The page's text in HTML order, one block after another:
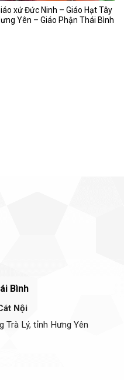
xứ Đức Ninh – Giáo Hạt Tây
Yên – Giáo Phận Thái Bình
Bình
Nội
Trà Lý, tỉnh Hưng Yên